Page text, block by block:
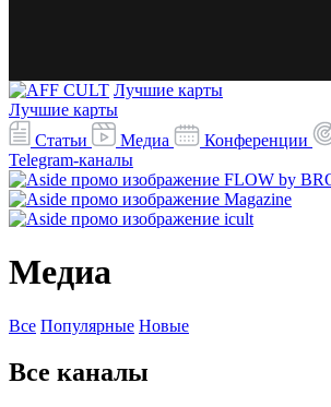
Лучшие карты
Лучшие карты
Статьи
Медиа Конференции
Telegram-каналы
Медиа
Все Популярные Новые
Все каналы